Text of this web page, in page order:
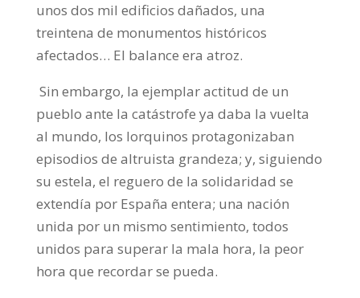
unos dos mil edificios dañados, una
treintena de monumentos históricos
afectados… El balance era atroz.
Sin embargo, la ejemplar actitud de un
pueblo ante la catástrofe ya daba la vuelta
al mundo, los lorquinos protagonizaban
episodios de altruista grandeza; y, siguiendo
su estela, el reguero de la solidaridad se
extendía por España entera; una nación
unida por un mismo sentimiento, todos
unidos para superar la mala hora, la peor
hora que recordar se pueda.